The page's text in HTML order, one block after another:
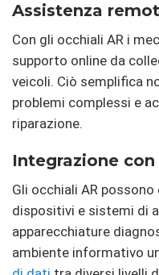
Assistenza
Con gli occhiali AR i
supporto online da
veicoli. Ciò semplifica
problemi complessi e
riparazione.
Integrazione
Gli occhiali AR
dispositivi e sistemi di
apparecchiature
ambiente informativo